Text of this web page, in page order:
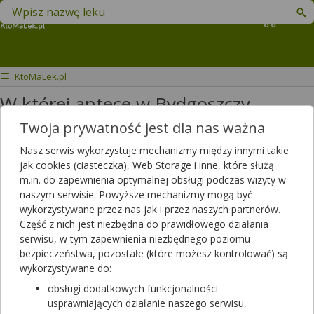
Koszyk
Znajdź lek w swojej okolicy
KtoMaLek.pl
W której aptece w Bydgoszczy
dostanę Kwetaplex XR?
W jakiej aptece w Bydgoszczy mogę
kupić na receptę lek kwetaplex Sr
200 mg.
Dotyczy ulotkiKwetaplex XR
Dotyczy:Kobieta, 26 lat
Twoja prywatność jest dla nas ważna
Nasz serwis wykorzystuje mechanizmy między innymi takie
jak cookies (ciasteczka), Web Storage i inne, które służą
m.in. do zapewnienia optymalnej obsługi podczas wizyty w
naszym serwisie. Powyższe mechanizmy mogą być
wykorzystywane przez nas jak i przez naszych partnerów.
Część z nich jest niezbędna do prawidłowego działania
serwisu, w tym zapewnienia niezbędnego poziomu
bezpieczeństwa, pozostałe (które możesz kontrolować) są
wykorzystywane do:
obsługi dodatkowych funkcjonalności
usprawniających działanie naszego serwisu,